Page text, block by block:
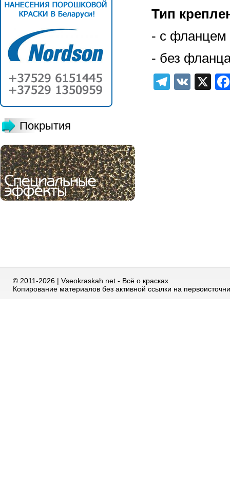
Покрытия
Тип
- с фланцем
- без
VK X
© 2011-2026 | Vseokraskah.net - Всё о красках
Копирование материалов без активной ссылки на